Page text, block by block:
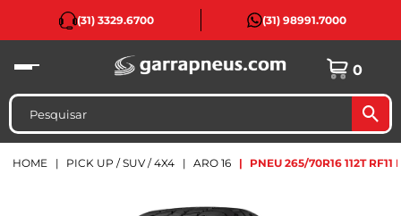
(31) 3329.6700 (31) 98991.7000
0
HOME PICK UP / SUV / 4X4 ARO 16 PNEU 265/70R16 112T